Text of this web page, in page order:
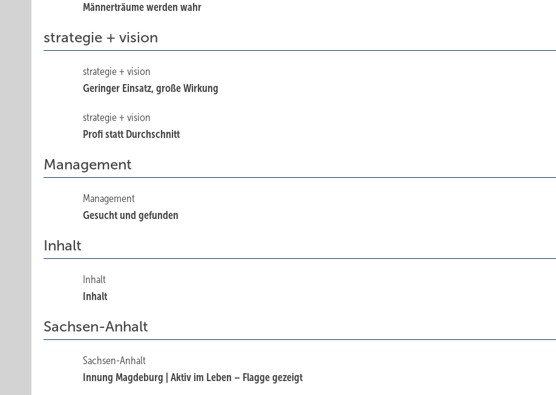
Männerträume werden wahr
strategie + vision
strategie + vision
Geringer Einsatz, große Wirkung
strategie + vision
Profi statt Durchschnitt
Management
Management
Gesucht und gefunden
Inhalt
Inhalt
Inhalt
Sachsen-Anhalt
Sachsen-Anhalt
Innung Magdeburg | Aktiv im Leben – Flagge gezeigt